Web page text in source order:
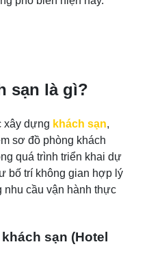
sạn là gì?
xây dựng khách sạn,
sơ đồ phòng khách
quá trình triển khai dự
bố trí không gian hợp lý
nhu cầu vận hành thực
sạn (Hotel